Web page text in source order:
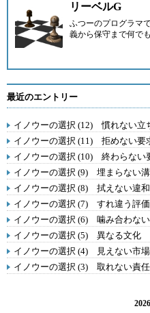
リーベルG
ふつーのプログラマ
義から保守まで何で
最近のエントリー
イノウーの選択 (12) 慣れない立
イノウーの選択 (11) 拒めない要
イノウーの選択 (10) 終わらない
イノウーの選択 (9) 埋まらない溝
イノウーの選択 (8) 拭えない違
イノウーの選択 (7) すれ違う評価
イノウーの選択 (6) 噛み合わな
イノウーの選択 (5) 異なる文化
イノウーの選択 (4) 見えない市場
イノウーの選択 (3) 取れない責任